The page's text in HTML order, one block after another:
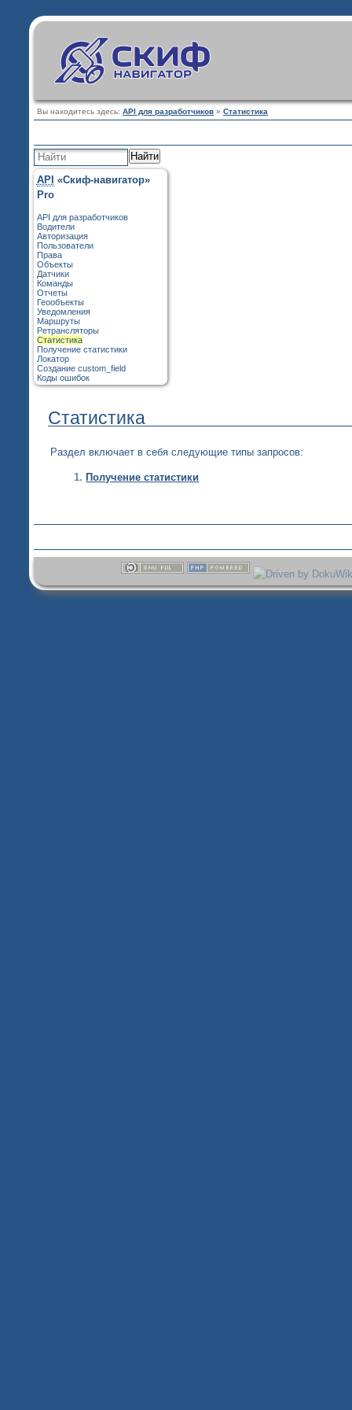
Вы находитесь здесь:API для разработчиков »Статистика
Найти
API «Скиф-навигатор»
Pro
API для разработчиков
Водители
Авторизация
Пользователи
Права
Объекты
Датчики
Команды
Отчеты
Геообъекты
Уведомления
Маршруты
Ретрансляторы
Статистика
Получение статистики
Локатор
Создание custom_field
Коды ошибок
Статистика
Раздел включает в себя следующие типы запросов:
Получение статистики